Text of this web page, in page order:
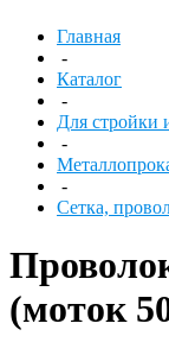
Главная
-
Каталог
-
Для стройки
-
-
Сетка,
(моток